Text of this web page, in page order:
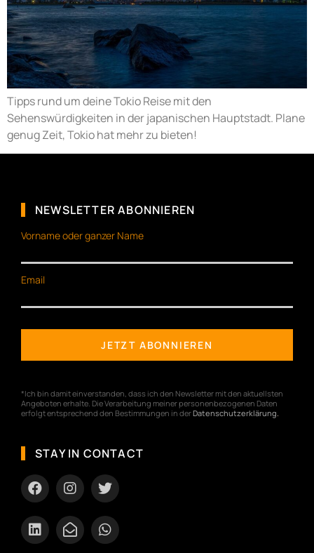
Tipps rund um deine Tokio Reise mit den
Sehenswürdigkeiten in der japanischen Hauptstadt. Plane
genug Zeit, Tokio hat mehr zu bieten!
STAY IN CONTACT
NEWSLETTER ABONNIEREN
Vorname oder ganzer Name
Email
*Ich bin damit einverstanden, dass ich den Newsletter mit den aktuellsten
Angeboten erhalte. Die Verarbeitung meiner personenbezogenen Daten
erfolgt entsprechend den Bestimmungen in derDatenschutzerklärung